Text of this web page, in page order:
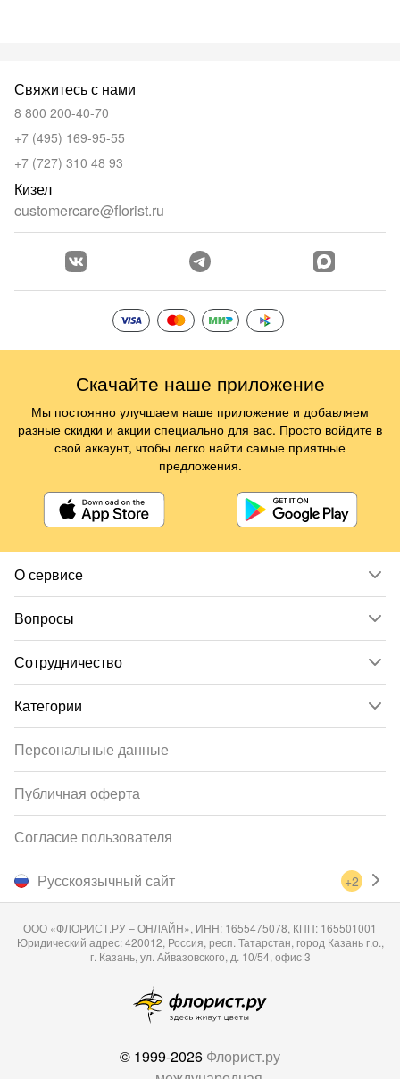
О сервисе
Вопросы
Сотрудничество
Категории
Свяжитесь с нами
8 800 200-40-70
+7 (495) 169-95-55
+7 (727) 310 48 93
Кизел
customercare@florist.ru
Русскоязычный сайт +2
Персональные данные
Публичная оферта
Согласие пользователя
ООО «ФЛОРИСТ.РУ – ОНЛАЙН», ИНН: 1655475078, КПП: 165501001
Юридический адрес: 420012, Россия, респ. Татарстан, город Казань г.о.,
г. Казань, ул. Айвазовского, д. 10/54, офис 3
© 1999-2026 Флорист.ру
Скачайте наше приложение
Мы постоянно улучшаем наше приложение и добавляем
разные скидки и акции специально для вас. Просто войдите в
свой аккаунт, чтобы легко найти самые приятные
предложения.